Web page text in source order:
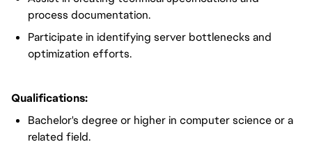
process documentation.
Participate in identifying server bottlenecks and
optimization efforts.
Qualifications:
Bachelor's degree or higher in computer science or a
related field.